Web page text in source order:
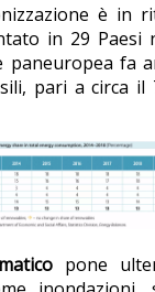
è in
in 29 Paesi
paneuropea fa
pari a circa il
pone